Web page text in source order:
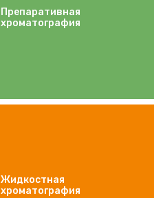
Препаративная
хроматография
Жидкостная
хроматография